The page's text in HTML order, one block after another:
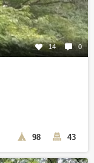
14 0
98 43